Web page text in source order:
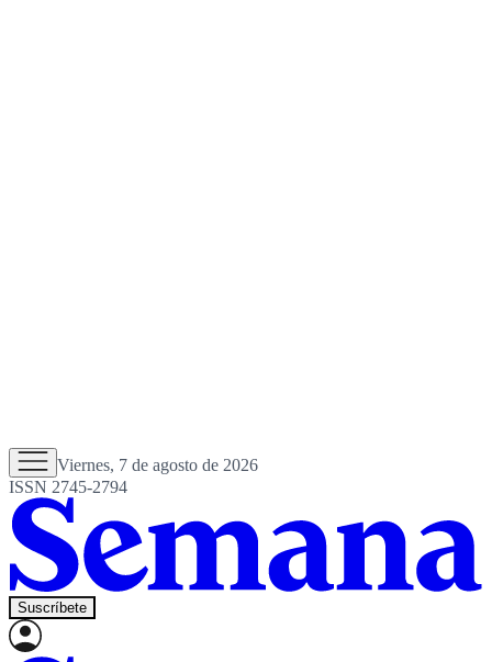
Viernes, 7 de agosto de 2026
ISSN 2745-2794
Suscríbete